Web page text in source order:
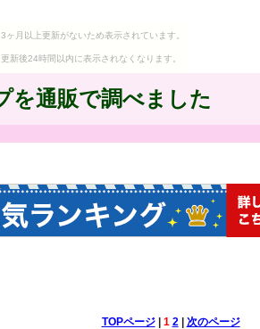
ヶ月以上更新がないため表示されています。
新後24時間以内に表示されなくなります。
を通販で調べました
TOPページ| 1 2| 次のページ